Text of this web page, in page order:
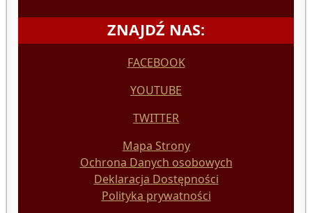
ZNAJDŹ NAS:
FACEBOOK
YOUTUBE
TWITTER
Mapa Strony
Ochrona Danych osobowych
Deklaracja Dostępności
Polityka prywatności